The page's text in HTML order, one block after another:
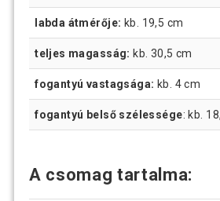
labda átmérője: kb. 19,5 cm
teljes magasság: kb. 30,5 cm
fogantyú vastagsága: kb. 4 cm
fogantyú belső szélessége: kb.
A csomag tartalma: